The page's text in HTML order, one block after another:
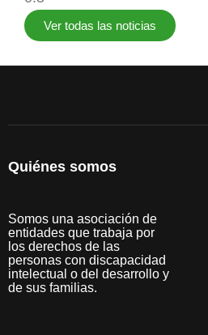
Ver todas las noticias
Quiénes somos
Somos una asociación de
entidades que trabaja por
los derechos de las
personas con discapacidad
intelectual o del desarrollo y
de sus familias.